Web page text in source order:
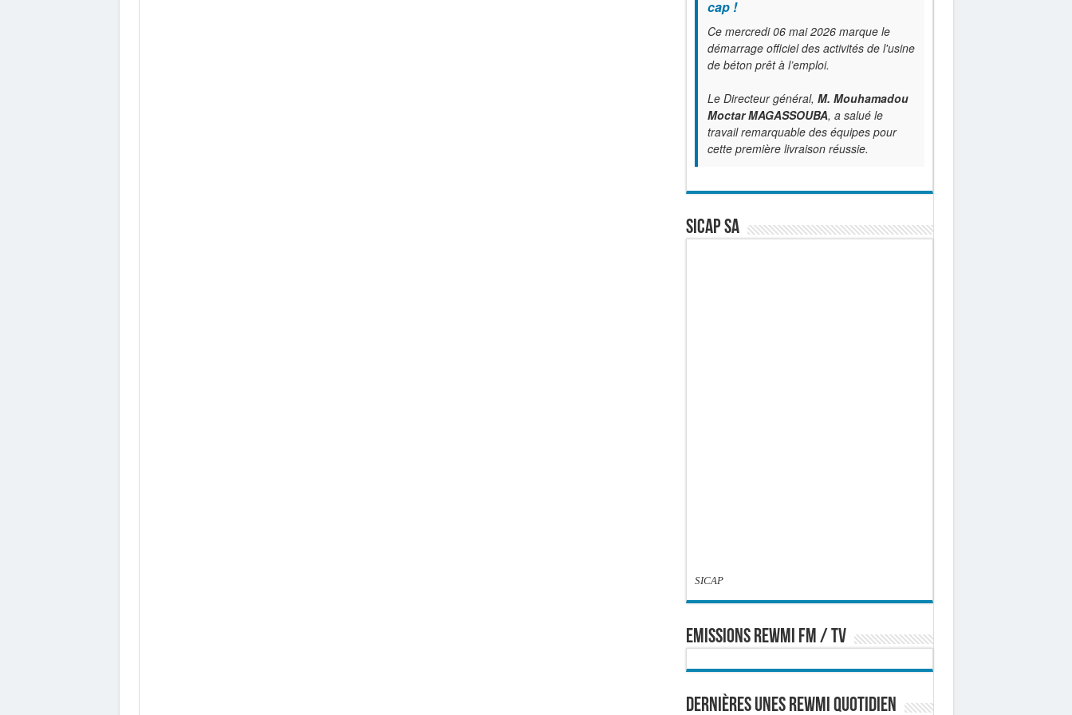
cap !
Ce mercredi 06 mai 2026 marque le
démarrage officiel des activités de l'usine
de béton prêt à l’emploi.
Le Directeur général, M. Mouhamadou
Moctar MAGASSOUBA, a salué le
travail remarquable des équipes pour
cette première livraison réussie.
SICAP SA
SICAP
EMISSIONS REWMI FM / TV
Dernières Unes Rewmi Quotidien